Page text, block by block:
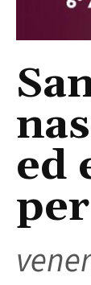
ed